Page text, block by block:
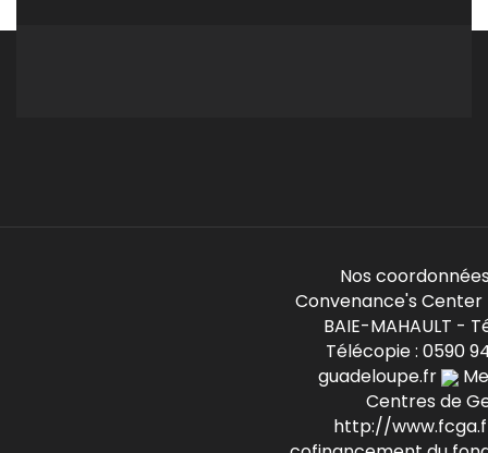
Nos coordonnées
Convenance's Center
BAIE-MAHAULT -
Télécopie : 0590
guadeloupe.fr
Centres de
http://